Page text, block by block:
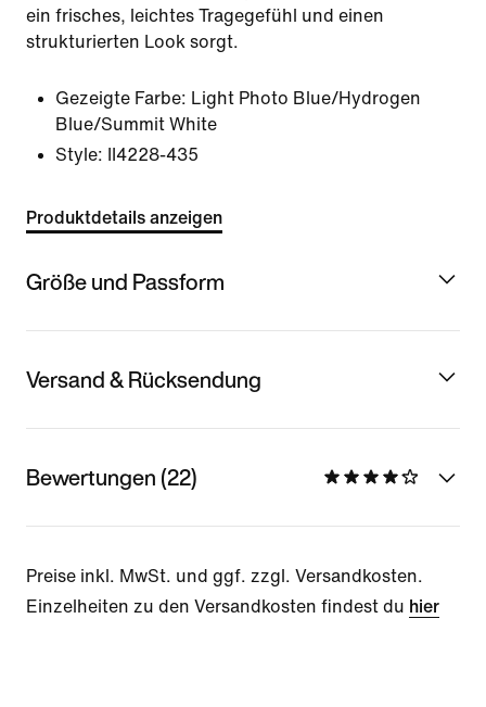
ein frisches, leichtes Tragegefühl und einen
strukturierten Look sorgt.
Gezeigte Farbe: Light Photo Blue/Hydrogen
Blue/Summit White
Style:
II4228-435
Produktdetails anzeigen
Größe und Passform
Versand & Rücksendung
Bewertungen (22)
Preise inkl. MwSt. und ggf. zzgl. Versandkosten.
Einzelheiten zu den Versandkosten findest du hier